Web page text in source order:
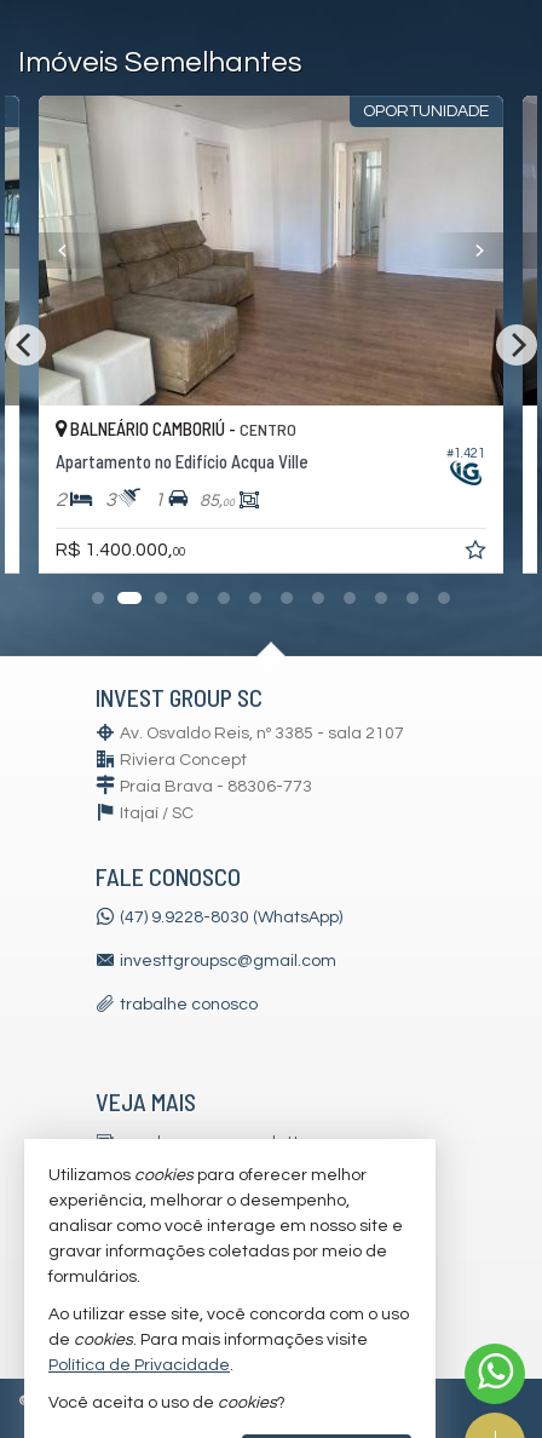
Imóveis Semelhantes
OPORTUNIDADE
#1.421
BALNEÁRIO CAMBORIÚ -CENTRO
Apartamento no Edifício Acqua Ville
2 3 1 85,00
R$ 1.400.000,00
INVEST GROUP SC
Av. Osvaldo Reis, nº 3385 - sala 2107
Riviera Concept
Praia Brava - 88306-773
Itajaí / SC
FALE CONOSCO
(47) 9.9228-8030 (WhatsApp)
investtgroupsc@gmail.com
trabalhe conosco
VEJA MAIS
receba nosso newsletter
indicadores financeiros
cadastre seu imóvel
imóveis favoritos
mapa de imóveis
© 2026 CRECI/SC 7179-J Política de Privacidade
Utilizamos cookiespara oferecer melhor
experiência, melhorar o desempenho,
analisar como você interage em nosso site e
gravar informações coletadas por meio de
formulários.
Ao utilizar esse site, você concorda com o uso
de cookies. Para mais informações visite
Política de Privacidade.
Você aceita o uso de cookies?